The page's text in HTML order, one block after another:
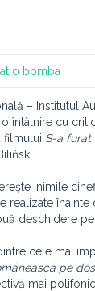
o bomba
– Institutul
întâlnire cu
filmului S-a furat
inimile
deschidere
cele mai
pe dos
mai